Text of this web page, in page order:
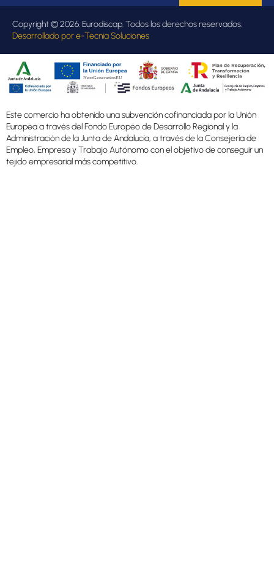
Copyright © 2026. Eurodiscap. Todos los derechos reservados.
Desarrollado pore-Tecnia Soluciones
Este comercio ha obtenido una subvención cofinanciada por la Unión
Europea a través del Fondo Europeo de Desarrollo Regional y la
Administración de la Junta de Andalucía, a través de la Consejería de
Empleo, Empresa y Trabajo Autónomo con el objetivo de conseguir un
tejido empresarial más competitivo.